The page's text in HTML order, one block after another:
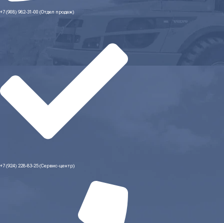
+7 (908) 982-31-00 (Отдел продаж)
+7 (924) 228-83-25 (Сервис-центр)